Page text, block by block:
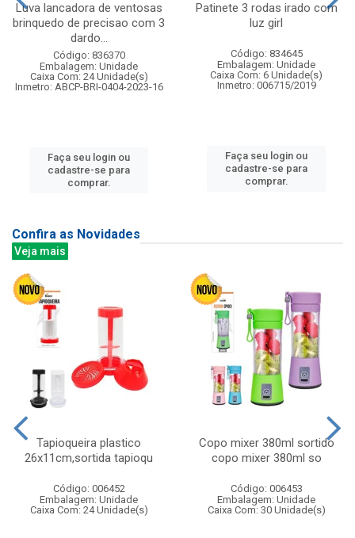
Luva lancadora de ventosas
brinquedo de precisao com 3
dardo...
Código: 836370
Embalagem: Unidade
Caixa Com: 24 Unidade(s)
Inmetro: ABCP-BRI-0404-2023-16
Faça seu login ou
cadastre-se para
comprar.
Patinete 3 rodas irado com
luz girl
Código: 834645
Embalagem: Unidade
Caixa Com: 6 Unidade(s)
Inmetro: 006715/2019
Faça seu login ou
cadastre-se para
comprar.
Confira as Novidades
Veja mais
Tapioqueira plastico
26x11cm,sortida tapioqu
Código: 006452
Embalagem: Unidade
Caixa Com: 24 Unidade(s)
Copo mixer 380ml sortido
copo mixer 380ml so
Código: 006453
Embalagem: Unidade
Caixa Com: 30 Unidade(s)